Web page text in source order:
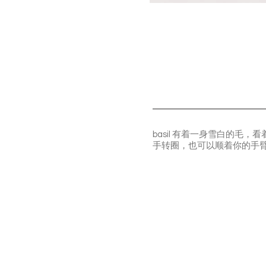
basil 有着一身雪白的毛，
手转圈，也可以顺着你的手